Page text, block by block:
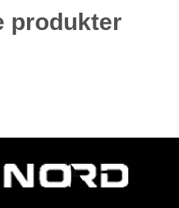
produkter